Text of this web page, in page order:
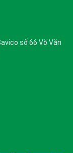
số 66 Võ Văn